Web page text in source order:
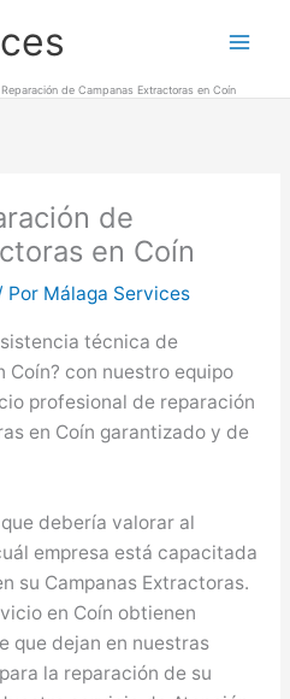
de Campanas Extractoras en Coín
de
en Coín
Por Málaga Services
técnica de
Coín? con nuestro equipo
profesional de reparación
en Coín garantizado y de
debería valorar al
empresa está capacitada
su Campanas Extractoras.
en Coín obtienen
que dejan en nuestras
la reparación de su